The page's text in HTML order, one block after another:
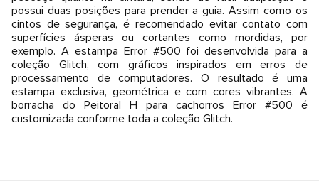
possui duas posições para prender a guia. Assim como os
cintos de segurança, é recomendado evitar contato com
superfícies ásperas ou cortantes como mordidas, por
exemplo. A estampa Error #500 foi desenvolvida para a
coleção Glitch, com gráficos inspirados em erros de
processamento de computadores. O resultado é uma
estampa exclusiva, geométrica e com cores vibrantes. A
borracha do Peitoral H para cachorros Error #500 é
customizada conforme toda a coleção Glitch.